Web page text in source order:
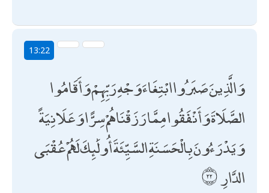
13:22
وَالَّذِينَ صَبَرُوا ابْتِغَاءَ وَجْهِ رَبِّهِمْ وَأَقَامُوا
الصَّلَاةَ وَأَنْفَقُوا مِمَّا رَزَقْنَاهُمْ سِرًّا وَعَلَانِيَةً
وَيَدْرَءُونَ بِالْحَسَنَةِ السَّيِّئَةَ أُولَٰئِكَ لَهُمْ عُقْبَى
الدَّارِ